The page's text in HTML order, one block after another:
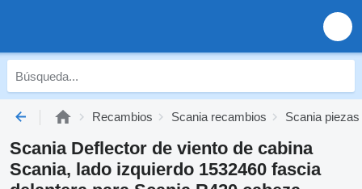
Recambios Scania recambios Scania
Scania Deflector de viento de cabina
Scania, lado izquierdo 1532460 fascia